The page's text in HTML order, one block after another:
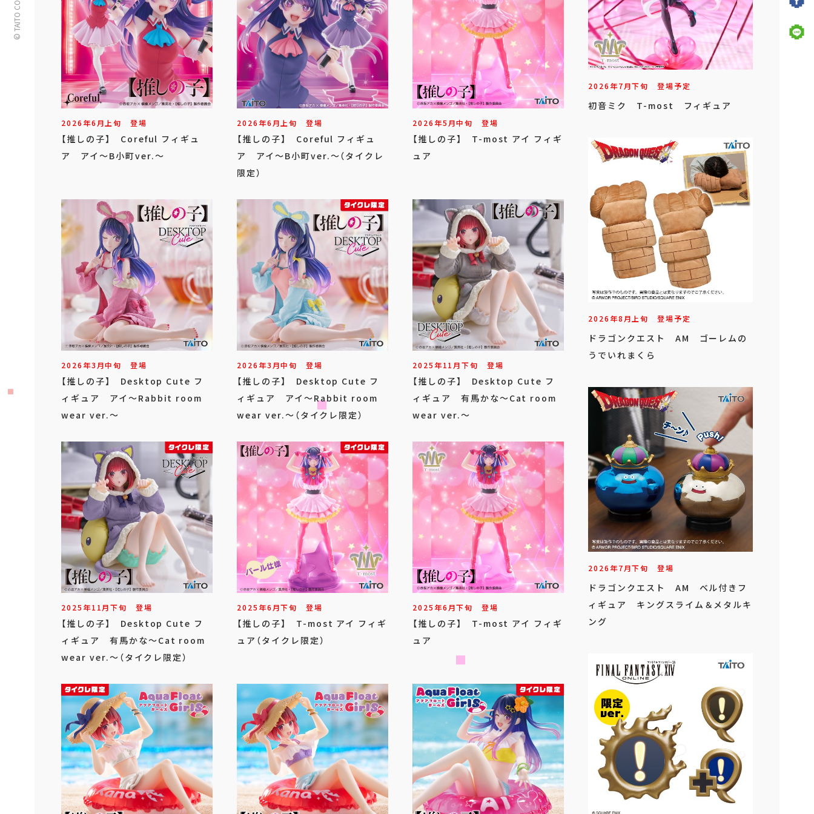
2026年6月上旬 登場
【推しの子】 Coreful フィギュ
ア アイ～B小町ver.～
2026年6月上旬 登場
【推しの子】 Coreful フィギュ
ア アイ～B小町ver.～（タイクレ
限定）
2026年5月中旬 登場
【推しの子】 T-most アイ フィギ
ュア
2026年3月中旬 登場
【推しの子】 Desktop Cute フ
ィギュア アイ～Rabbit room
wear ver.～
2026年3月中旬 登場
【推しの子】 Desktop Cute フ
ィギュア アイ～Rabbit room
wear ver.～（タイクレ限定）
2025年11月下旬 登場
【推しの子】 Desktop Cute フ
ィギュア 有馬かな～Cat room
wear ver.～
2025年11月下旬 登場
【推しの子】 Desktop Cute フ
ィギュア 有馬かな～Cat room
wear ver.～（タイクレ限定）
2025年6月下旬 登場
【推しの子】 T-most アイ フィギ
ュア（タイクレ限定）
2025年6月下旬 登場
【推しの子】 T-most アイ フィギ
ュア
2026年7月下旬 登場予定
初音ミク T-most フィギュア
2026年8月上旬 登場予定
ドラゴンクエスト AM ゴーレムの
うでいれまくら
2026年7月下旬 登場
ドラゴンクエスト AM ベル付きフ
ィギュア キングスライム＆メタルキ
ング